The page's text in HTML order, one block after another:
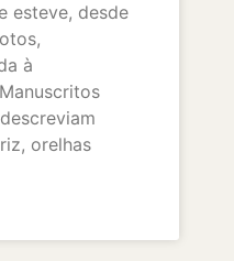
esteve, desde
à
orelhas